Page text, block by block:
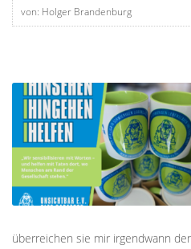
von: Holger Brandenburg
überreichen sie mir irgendwann